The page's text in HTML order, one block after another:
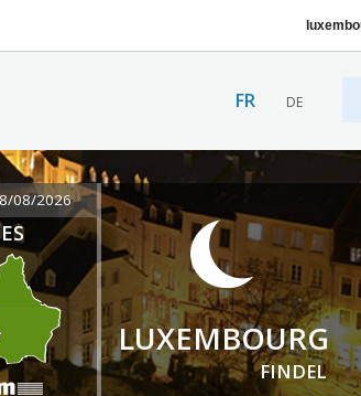
FR DE
08/2026
LUXEMBOURG
FINDEL